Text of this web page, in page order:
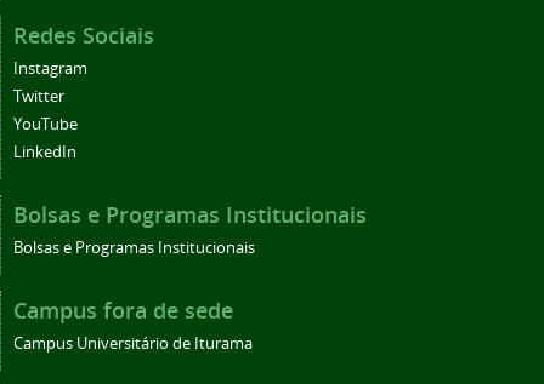
Redes Sociais
Instagram
Twitter
YouTube
LinkedIn
Bolsas e Programas Institucionais
Bolsas e Programas Institucionais
Campus fora de sede
Campus Universitário de Iturama